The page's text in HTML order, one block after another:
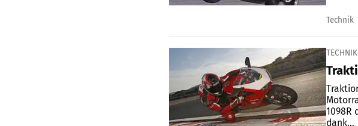
Technik
1098R
dank...